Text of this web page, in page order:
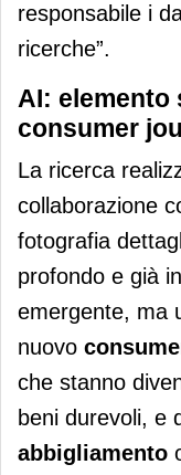
responsabile i
ricerche”.
AI: elemento
consumer
La ricerca
collaborazione
fotografia
profondo e già
emergente, ma
nuovo
che stanno
beni durevoli, e
abbigliamento